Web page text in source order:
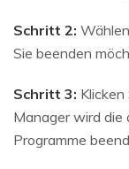
Schritt 2:
Sie beenden
Schritt 3:
Manager wird die
Programme